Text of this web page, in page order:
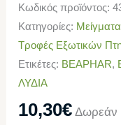
Κωδικός προϊόντος:
Κατηγορίες:
Τροφές Εξωτικών
Ετικέτες: BEAPHAR,
ΛΥΔΙΑ
10,30€ Δωρεάν